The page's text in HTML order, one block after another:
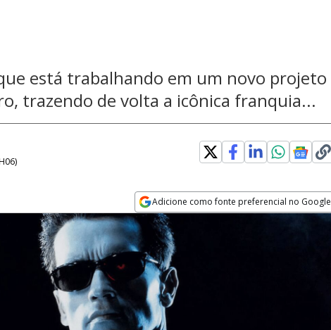
está trabalhando em um novo projeto
trazendo de volta a icônica franquia...
)
Adicione como fonte preferencial no Google
Opens in new window